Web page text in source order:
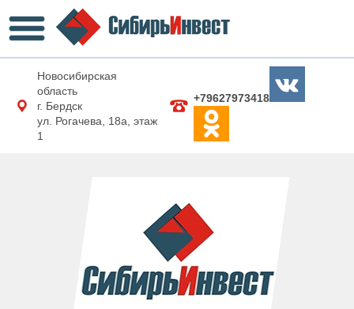
Новосибирская
область
г. Бердск
ул. Рогачева, 18а, этаж
1
+79627973418